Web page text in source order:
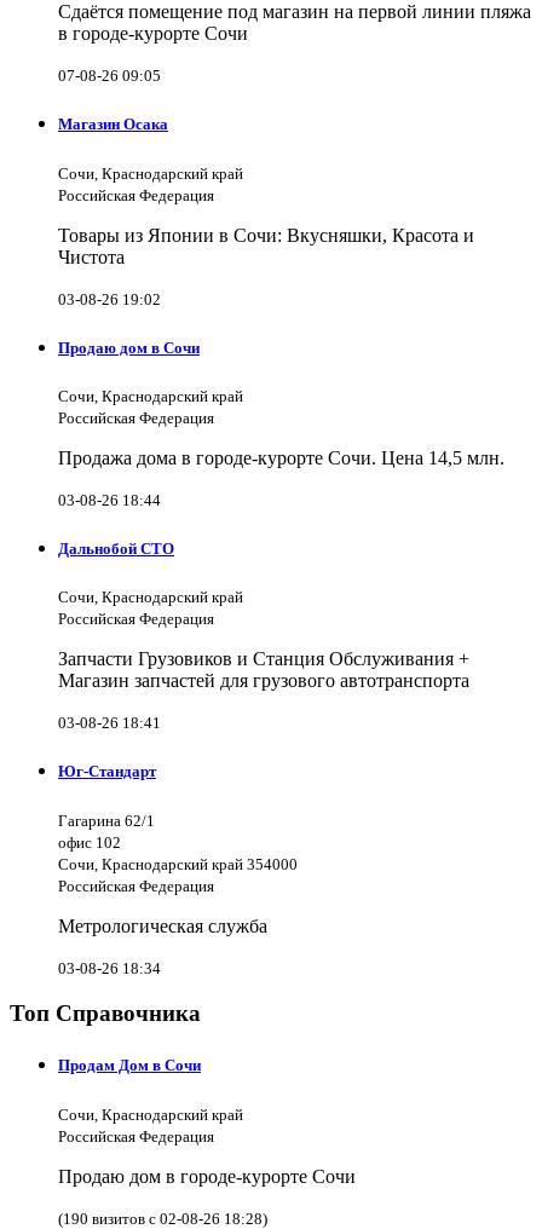
Сдаётся помещение под магазин на первой линии пляжа
в городе-курорте Сочи
07-08-26 09:05
Магазин Осака
Сочи, Краснодарский край
Российская Федерация
Товары из Японии в Сочи: Вкусняшки, Красота и
Чистота
03-08-26 19:02
Продаю дом в Сочи
Сочи, Краснодарский край
Российская Федерация
Продажа дома в городе-курорте Сочи. Цена 14,5 млн.
03-08-26 18:44
Дальнобой СТО
Сочи, Краснодарский край
Российская Федерация
Запчасти Грузовиков и Станция Обслуживания +
Магазин запчастей для грузового автотранспорта
03-08-26 18:41
Юг-Стандарт
Гагарина 62/1
офис 102
Сочи, Краснодарский край 354000
Российская Федерация
Метрологическая служба
03-08-26 18:34
Топ Справочника
Продам Дом в Сочи
Сочи, Краснодарский край
Российская Федерация
Продаю дом в городе-курорте Сочи
(190 визитов с 02-08-26 18:28)